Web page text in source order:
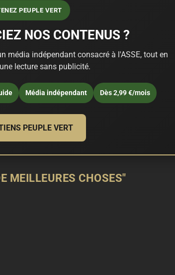
PEUPLE VERT
NOS CONTENUS ?
média indépendant consacré à l'ASSE, tout en
lecture sans publicité.
Média indépendant Dès 2,99 €/mois
PEUPLE VERT
MEILLEURES CHOSES"